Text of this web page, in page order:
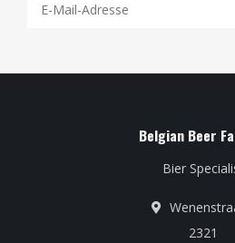
Belgian Beer
Bier
2321